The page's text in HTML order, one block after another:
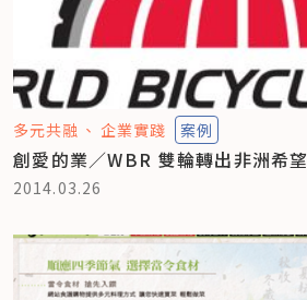
多元共融 企業實踐 案例
創愛的業／WBR 雙輪轉出非洲希望
2014.03.26